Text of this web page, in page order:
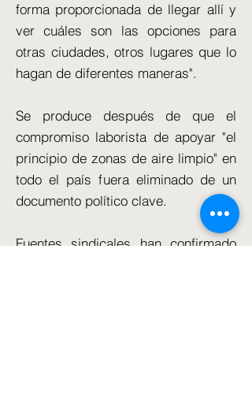
forma proporcionada de llegar allí y
ver cuáles son las opciones para
otras ciudades, otros lugares que lo
hagan de diferentes maneras".
Se produce después de que el
compromiso laborista de apoyar "el
principio de zonas de aire limpio" en
todo el país fuera eliminado de un
documento político clave.
Fuentes sindicales han confirmado